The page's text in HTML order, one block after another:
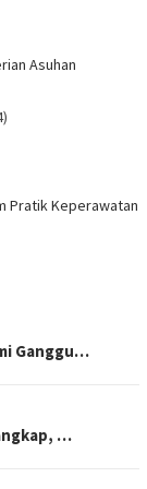
Asuhan
Pratik Keperawatan
Ganggu…
…